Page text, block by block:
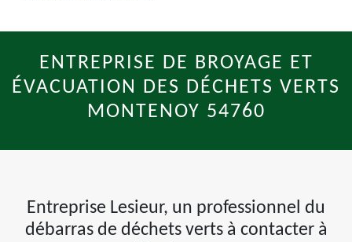
ENTREPRISE DE BROYAGE ET
ÉVACUATION DES DÉCHETS VERTS
MONTENOY 54760
Entreprise Lesieur, un professionnel du
débarras de déchets verts à contacter à